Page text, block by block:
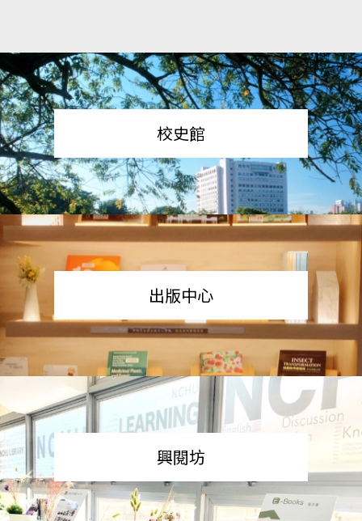
校史館
出版中心
興閱坊